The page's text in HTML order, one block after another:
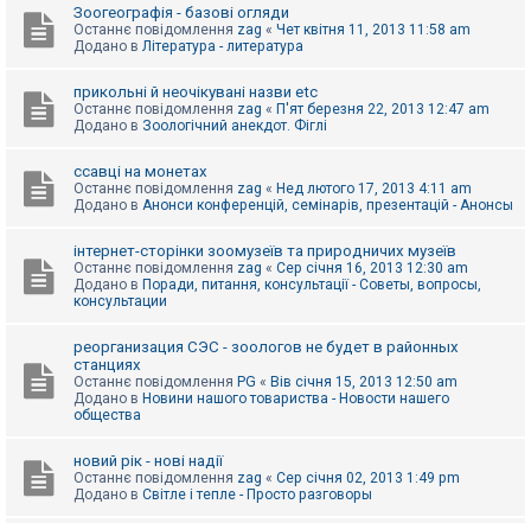
м
г
Зоогеографія - базові огляди
Останнє повідомлення zag « Чет квітня 11, 2013 11:58 am
Додано в Література - литература
прикольні й неочікувані назви etc
Останнє повідомлення zag « П'ят березня 22, 2013 12:47 am
Додано в Зоологічний анекдот. Фіглі
ссавці на монетах
Останнє повідомлення zag « Нед лютого 17, 2013 4:11 am
Додано в Анонси конференцій, семінарів, презентацій - Анонсы
інтернет-сторінки зоомузеїв та природничих музеїв
Останнє повідомлення zag « Сер січня 16, 2013 12:30 am
Додано в Поради, питання, консультації - Советы, вопросы,
консультации
реорганизация СЭС - зоологов не будет в районных
станциях
Останнє повідомлення PG « Вів січня 15, 2013 12:50 am
Додано в Новини нашого товариства - Новости нашего
общества
новий рік - нові надії
Останнє повідомлення zag « Сер січня 02, 2013 1:49 pm
Додано в Світле і тепле - Просто разговоры